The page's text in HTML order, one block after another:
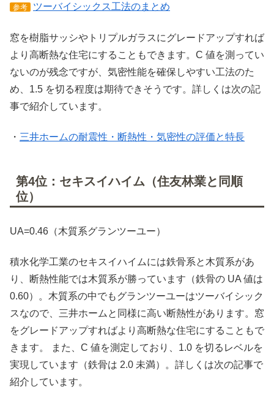
参考 ツーバイシックス工法のまとめ
窓を樹脂サッシやトリプルガラスにグレードアップすれば
より高断熱な住宅にすることもできます。C 値を測ってい
ないのが残念ですが、気密性能を確保しやすい工法のた
め、1.5 を切る程度は期待できそうです。詳しくは次の記
事で紹介しています。
・ 三井ホームの耐震性・断熱性・気密性の評価と特長
第4位：セキスイハイム（住友林業と同順
位）
UA=0.46（木質系グランツーユー）
積水化学工業のセキスイハイムには鉄骨系と木質系があ
り、断熱性能では木質系が勝っています（鉄骨の UA 値は
0.60）。木質系の中でもグランツーユーはツーバイシック
スなので、三井ホームと同様に高い断熱性があります。窓
をグレードアップすればより高断熱な住宅にすることもで
きます。 また、C 値を測定しており、1.0 を切るレベルを
実現しています（鉄骨は 2.0 未満）。詳しくは次の記事で
紹介しています。